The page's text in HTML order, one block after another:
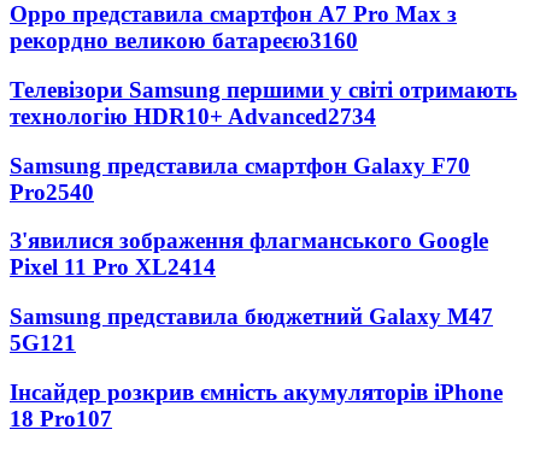
Oppo представила смартфон A7 Pro Max з
рекордно великою батареєю3160
Телевізори Samsung першими у світі отримають
технологію HDR10+ Advanced2734
Samsung представила смартфон Galaxy F70
Pro2540
З'явилися зображення флагманського Google
Pixel 11 Pro XL2414
Samsung представила бюджетний Galaxy M47
5G121
Інсайдер розкрив ємність акумуляторів iPhone
18 Pro107